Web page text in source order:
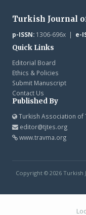
Turkish Journal
p-ISSN:1306-696x | e-
Quick Links
Editorial Board
Ethics & Policies
Submit Manuscript
Contact Us
Published By
Turkish Association of
editor@tjtes.org
www.travma.org
Copyright © 2026